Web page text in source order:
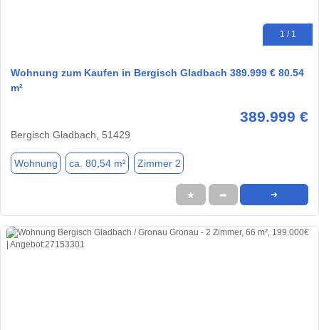
1 / 1
Wohnung zum Kaufen in Bergisch Gladbach 389.999 € 80.54
m²
389.999 €
Bergisch Gladbach, 51429
Wohnung ca. 80,54 m² Zimmer 2
★ ➦ ➜